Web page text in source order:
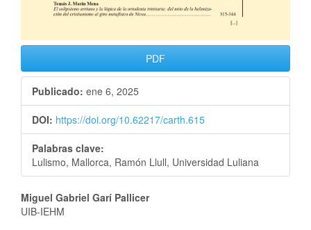
PDF
Publicado: ene 6, 2025
DOI: https://doi.org/10.62217/carth.615
Palabras clave:
Lulismo, Mallorca, Ramón Llull, Universidad Luliana
Miguel Gabriel Garí Pallicer
UIB-IEHM